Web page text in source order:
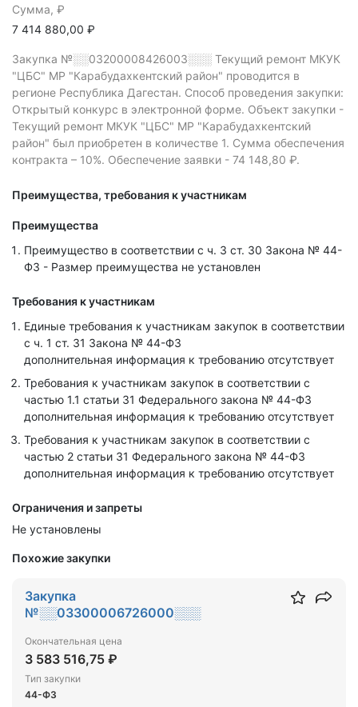
Сумма, ₽
7 414 880,00 ₽
Закупка №░░03200008426003░░░ Текущий ремонт МКУК
"ЦБС" МР "Карабудахкентский район" проводится в
регионе Республика Дагестан. Способ проведения закупки:
Открытый конкурс в электронной форме. Объект закупки -
Текущий ремонт МКУК "ЦБС" МР "Карабудахкентский
район" был приобретен в количестве 1. Сумма обеспечения
контракта – 10%. Обеспечение заявки - 74 148,80 ₽.
Преимущества, требования к участникам
Преимущества
Преимущество в соответствии с ч. 3 ст. 30 Закона № 44-
ФЗ - Размер преимущества не установлен
Требования к участникам
Единые требования к участникам закупок в соответствии
с ч. 1 ст. 31 Закона № 44-ФЗ
дополнительная информация к требованию отсутствует
Требования к участникам закупок в соответствии с
частью 1.1 статьи 31 Федерального закона № 44-ФЗ
дополнительная информация к требованию отсутствует
Требования к участникам закупок в соответствии с
частью 2 статьи 31 Федерального закона № 44-ФЗ
дополнительная информация к требованию отсутствует
Ограничения и запреты
Не установлены
Похожие закупки
Закупка
№░░03300006726000░░░
Окончательная цена
3 583 516,75 ₽
Тип закупки
44-ФЗ